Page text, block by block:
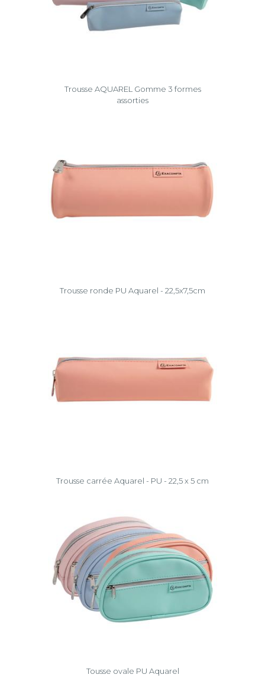
Trousse AQUAREL Gomme 3 formes
assorties
Trousse ronde PU Aquarel - 22,5x7,5cm
Trousse carrée Aquarel - PU - 22,5 x 5 cm
Tousse ovale PU Aquarel